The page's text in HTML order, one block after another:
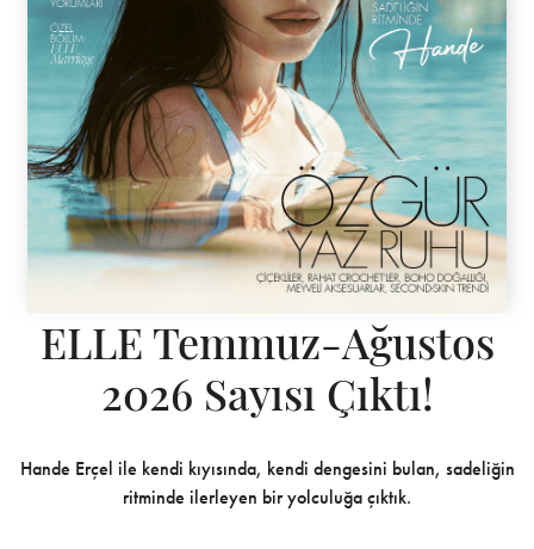
ELLE Temmuz-Ağustos
2026 Sayısı Çıktı!
Hande Erçel ile kendi kıyısında, kendi dengesini bulan, sadeliğin
ritminde ilerleyen bir yolculuğa çıktık.